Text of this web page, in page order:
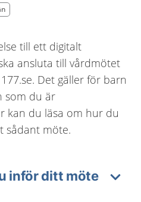
till ett digitalt
ansluta till vårdmötet
Det gäller för barn
som du är
kan du läsa om hur du
sådant möte.
inför ditt möte